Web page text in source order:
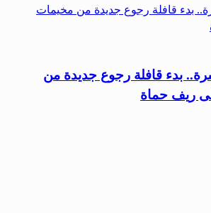
على 186 أسرة.. بدء قافلة رجوع جديدة من
ريف حماة